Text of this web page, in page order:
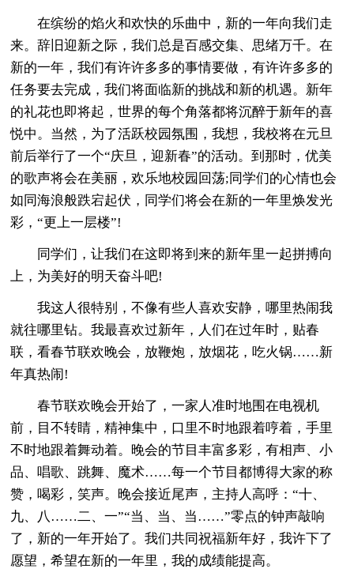
在缤纷的焰火和欢快的乐曲中，新的一年向我们走
来。辞旧迎新之际，我们总是百感交集、思绪万千。在
新的一年，我们有许许多多的事情要做，有许许多多的
任务要去完成，我们将面临新的挑战和新的机遇。新年
的礼花也即将起，世界的每个角落都将沉醉于新年的喜
悦中。当然，为了活跃校园氛围，我想，我校将在元旦
前后举行了一个“庆旦，迎新春”的活动。到那时，优美
的歌声将会在美丽，欢乐地校园回荡;同学们的心情也会
如同海浪般跌宕起伏，同学们将会在新的一年里焕发光
彩，“更上一层楼”!
同学们，让我们在这即将到来的新年里一起拼搏向
上，为美好的明天奋斗吧!
我这人很特别，不像有些人喜欢安静，哪里热闹我
就往哪里钻。我最喜欢过新年，人们在过年时，贴春
联，看春节联欢晚会，放鞭炮，放烟花，吃火锅……新
年真热闹!
春节联欢晚会开始了，一家人准时地围在电视机
前，目不转睛，精神集中，口里不时地跟着哼着，手里
不时地跟着舞动着。晚会的节目丰富多彩，有相声、小
品、唱歌、跳舞、魔术……每一个节目都博得大家的称
赞，喝彩，笑声。晚会接近尾声，主持人高呼：“十、
九、八……二、一”“当、当、当……”零点的钟声敲响
了，新的一年开始了。我们共同祝福新年好，我许下了
愿望，希望在新的一年里，我的成绩能提高。